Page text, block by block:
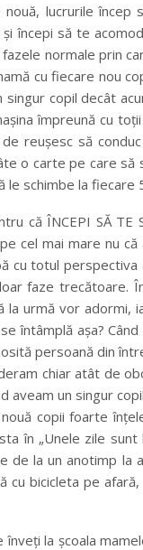
lucrurile
începi să te
normale prin
cu fiecare nou
copil decât
împreună cu
de reuşesc să
o carte pe care
le schimbe la
că ÎNCEPI SĂ
cel mai mare nu
cu totul
faze trecătoare.
la urmă vor adormi,
întâmplă aşa?
persoană din
chiar atât de
aveam un singur
copii foarte
în „Unele zile
de la un anotimp la
cu bicicleta pe
la şcoala